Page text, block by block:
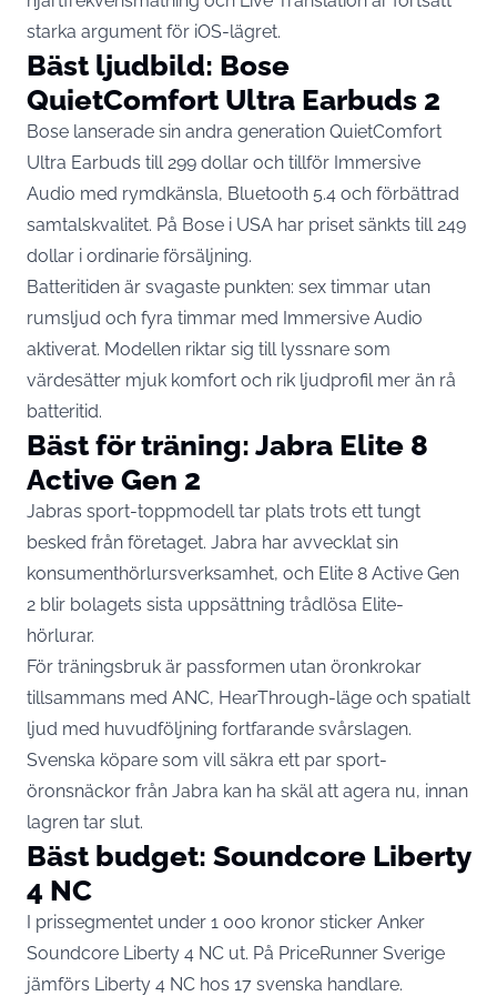
starka argument för iOS-lägret.
Bäst ljudbild: Bose
QuietComfort Ultra Earbuds 2
Bose lanserade sin andra generation QuietComfort
Ultra Earbuds till 299 dollar och tillför Immersive
Audio med rymdkänsla, Bluetooth 5.4 och förbättrad
samtalskvalitet. På Bose i USA har priset sänkts till 249
dollar i ordinarie försäljning.
Batteritiden är svagaste punkten: sex timmar utan
rumsljud och fyra timmar med Immersive Audio
aktiverat. Modellen riktar sig till lyssnare som
värdesätter mjuk komfort och rik ljudprofil mer än rå
batteritid.
Bäst för träning: Jabra Elite 8
Active Gen 2
Jabras sport-toppmodell tar plats trots ett tungt
besked från företaget. Jabra har avvecklat sin
konsumenthörlursverksamhet, och Elite 8 Active Gen
2 blir bolagets sista uppsättning trådlösa Elite-
hörlurar.
För träningsbruk är passformen utan öronkrokar
tillsammans med ANC, HearThrough-läge och spatialt
ljud med huvudföljning fortfarande svårslagen.
Svenska köpare som vill säkra ett par sport-
öronsnäckor från Jabra kan ha skäl att agera nu, innan
lagren tar slut.
Bäst budget: Soundcore Liberty
4 NC
I prissegmentet under 1 000 kronor sticker Anker
Soundcore Liberty 4 NC ut. På PriceRunner Sverige
jämförs Liberty 4 NC hos 17 svenska handlare.